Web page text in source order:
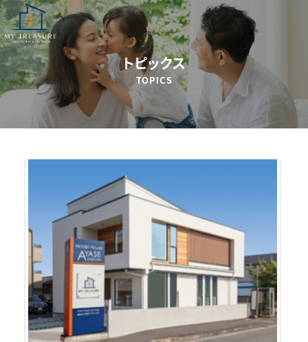
トピックス
TOPICS